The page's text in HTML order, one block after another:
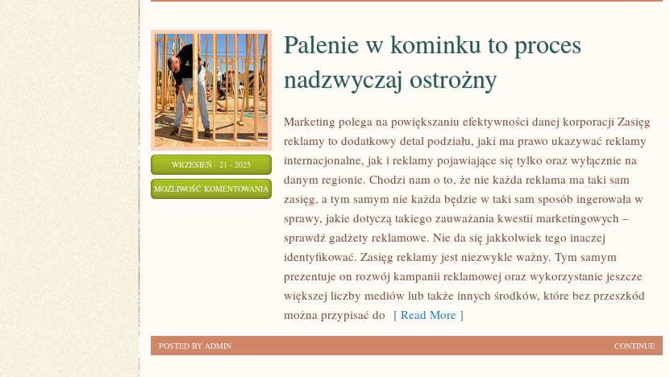
BARDZIEJ
WRZESIEŃ - 21 - 2025
MOŻLIWOŚĆ KOMENTOWANIA
KOMINKU
OSTROŻNY
Palenie w kominku to proces
nadzwyczaj ostrożny
Marketing polega na powiększaniu efektywności danej korporacji Zasięg
reklamy to dodatkowy detal podziału, jaki ma prawo ukazywać reklamy
internacjonalne, jak i reklamy pojawiające się tylko oraz wyłącznie na
danym regionie. Chodzi nam o to, że nie każda reklama ma taki sam
zasięg, a tym samym nie każda będzie w taki sam sposób ingerowała w
sprawy, jakie dotyczą takiego zauważania kwestii marketingowych –
sprawdź gadżety reklamowe. Nie da się jakkolwiek tego inaczej
identyfikować. Zasięg reklamy jest niezwykle ważny. Tym samym
prezentuje on rozwój kampanii reklamowej oraz wykorzystanie jeszcze
większej liczby mediów lub także innych środków, które bez przeszkód
można przypisać do [ Read More ]
CONTINUE
POSTED BY ADMIN